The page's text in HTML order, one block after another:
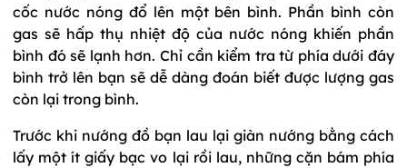
cốc nước nóng đổ lên một bên bình. Phần bình còn
gas sẽ hấp thụ nhiệt độ của nước nóng khiến phần
bình đó sẽ lạnh hơn. Chỉ cần kiểm tra từ phía dưới đáy
bình trở lên bạn sẽ dễ dàng đoán biết được lượng gas
còn lại trong bình.
Trước khi nướng đồ bạn lau lại giàn nướng bằng cách
lấy một ít giấy bạc vo lại rồi lau, những cặn bám phía